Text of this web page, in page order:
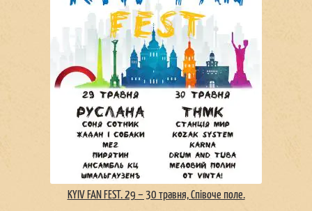
KYIV FAN FEST. 29 – 30 травня, Співоче поле.